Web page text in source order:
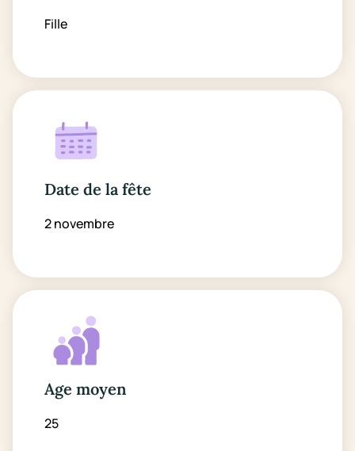
Fille
Date de la fête
2 novembre
Age moyen
25